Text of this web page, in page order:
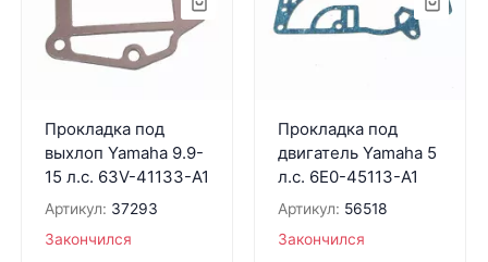
Прокладка под
выхлоп Yamaha 9.9-
15 л.с. 63V-41133-A1
Артикул: 37293
Закончился
Прокладка под
двигатель Yamaha 5
л.с. 6E0-45113-A1
Артикул: 56518
Закончился